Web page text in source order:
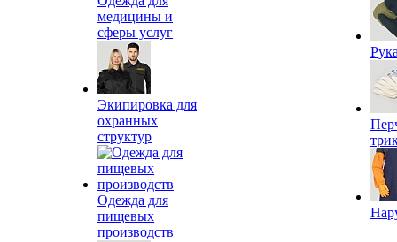
медицины и
сферы услуг
Экипировка для
охранных
структур
Одежда для
пищевых
производств